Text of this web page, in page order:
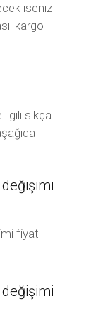
iseniz
kargo
sıkça
fiyatı